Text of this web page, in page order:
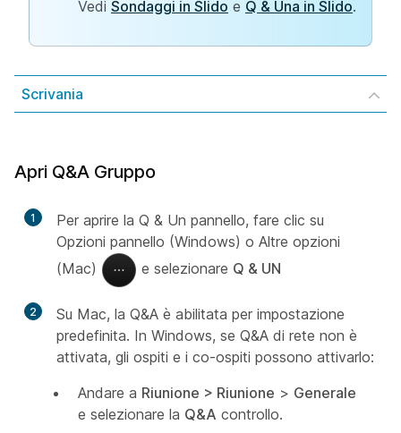
Vedi Sondaggi in Slido e Q & Una in Slido.
Scrivania
Apri Q&A Gruppo
1
Per aprire la Q & Un pannello, fare clic su
Opzioni pannello (Windows) o Altre opzioni
(Mac)
e selezionare Q & UN
2
Su Mac, la Q&A è abilitata per impostazione
predefinita. In Windows, se Q&A di rete non è
attivata, gli ospiti e i co-ospiti possono attivarlo:
Andare a Riunione > Riunione > Generale
e selezionare la Q&A controllo.